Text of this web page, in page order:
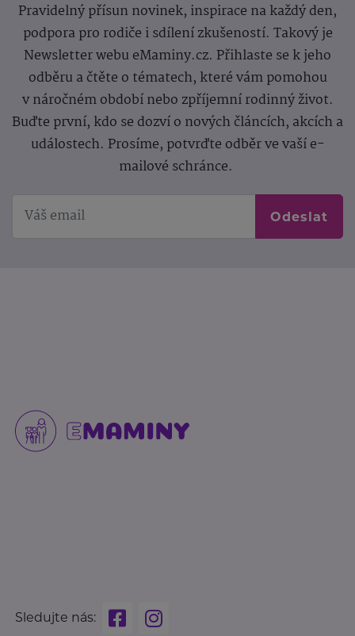
Pravidelný přísun novinek, inspirace na každý den,
podpora pro rodiče i sdílení zkušeností. Takový je
Newsletter webu eMaminy.cz. Přihlaste se k jeho
odběru a čtěte o tématech, které vám pomohou
v náročném období nebo zpříjemní rodinný život.
Buďte první, kdo se dozví o nových článcích, akcích a
událostech. Prosíme, potvrďte odběr ve vaší e-
mailové schránce.
Odeslat
Sledujte nás: